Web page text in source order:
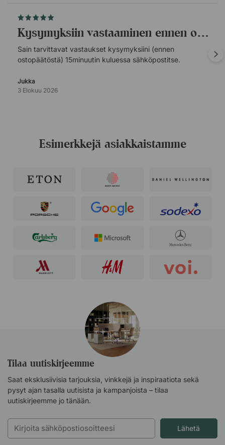
Kysymyksiin vastaaminen ennen ostopäätöstä.
Sain tarvittavat vastaukset kysymyksiini (ennen
ostopäätöstä) 15minuutin kuluessa sähköpostitse.
Jukka
3 Elokuu 2026
Esimerkkejä asiakkaistamme
Tilaa uutiskirjeemme
Saat eksklusiivisia tarjouksia, vinkkejä ja inspiraatiota sekä
pysyt ajan tasalla uutisista ja kampanjoista – tilaa
uutiskirjeemme jo tänään.
Lähetä